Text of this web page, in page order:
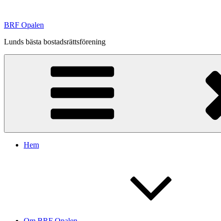
innehåll
BRF Opalen
Lunds bästa bostadsrättsförening
Hem